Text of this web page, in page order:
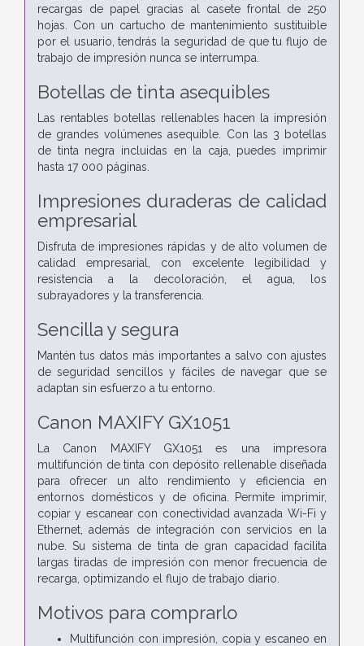
recargas de papel gracias al casete frontal de 250
hojas. Con un cartucho de mantenimiento sustituible
por el usuario, tendrás la seguridad de que tu flujo de
trabajo de impresión nunca se interrumpa.
Botellas de tinta asequibles
Las rentables botellas rellenables hacen la impresión
de grandes volúmenes asequible. Con las 3 botellas
de tinta negra incluidas en la caja, puedes imprimir
hasta 17 000 páginas.
Impresiones duraderas de calidad
empresarial
Disfruta de impresiones rápidas y de alto volumen de
calidad empresarial, con excelente legibilidad y
resistencia a la decoloración, el agua, los
subrayadores y la transferencia.
Sencilla y segura
Mantén tus datos más importantes a salvo con ajustes
de seguridad sencillos y fáciles de navegar que se
adaptan sin esfuerzo a tu entorno.
Canon MAXIFY GX1051
La Canon MAXIFY GX1051 es una impresora
multifunción de tinta con depósito rellenable diseñada
para ofrecer un alto rendimiento y eficiencia en
entornos domésticos y de oficina. Permite imprimir,
copiar y escanear con conectividad avanzada Wi-Fi y
Ethernet, además de integración con servicios en la
nube. Su sistema de tinta de gran capacidad facilita
largas tiradas de impresión con menor frecuencia de
recarga, optimizando el flujo de trabajo diario.
Motivos para comprarlo
Multifunción con impresión, copia y escaneo en